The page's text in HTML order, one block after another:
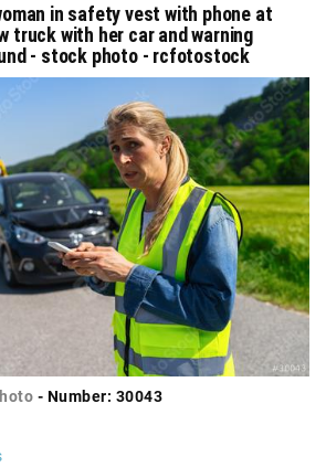
in safety vest with phone at
truck with her car and warning
- stock photo - rcfotostock
- Number: 30043